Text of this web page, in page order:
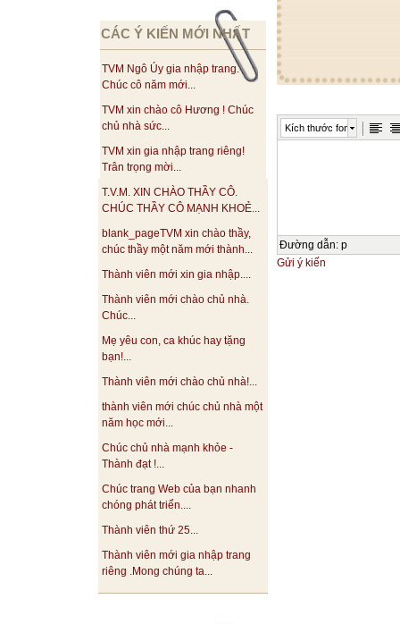
CÁC Ý KIẾN MỚI NHẤT
TVM Ngô Úy gia nhập trang.
Chúc cô năm mới...
TVM xin chào cô Hương ! Chúc
chủ nhà sức...
TVM xin gia nhập trang riêng!
Trân trọng mời...
T.V.M. XIN CHÀO THẦY CÔ.
CHÚC THẦY CÔ MẠNH KHOẺ...
blank_pageTVM xin chào thầy,
chúc thầy một năm mới thành...
Thành viên mới xin gia nhập....
Thành viên mới chào chủ nhà.
Chúc...
Mẹ yêu con, ca khúc hay tặng
bạn!...
Thành viên mới chào chủ nhà!...
thành viên mới chúc chủ nhà một
năm học mới...
Chúc chủ nhà mạnh khỏe -
Thành đạt !...
Chúc trang Web của bạn nhanh
chóng phát triển....
Thành viên thứ 25...
Thành viên mới gia nhập trang
riêng .Mong chúng ta...
Kích thước font
Đường dẫn: p
Gửi ý kiến